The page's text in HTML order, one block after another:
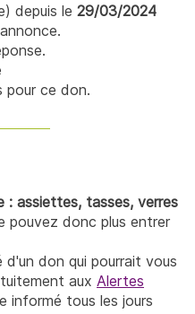
depuis le 29/03/2024
ce don.
: assiettes, tasses, verres
pouvez donc plus entrer
don qui pourrait vous
aux Alertes
informé tous les jours